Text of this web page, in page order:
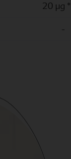
20 µg
-